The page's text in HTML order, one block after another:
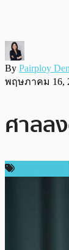
By Pairploy
พฤษภาคม 16,
ศาลล